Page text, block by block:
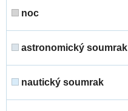
noc
astronomický soumrak
nautický soumrak